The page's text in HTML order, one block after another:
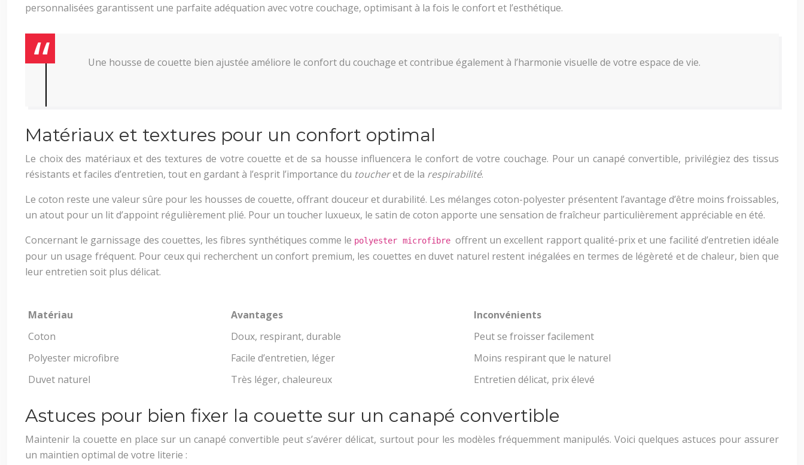
personnalisées garantissent une parfaite adéquation avec votre couchage, optimisant à la fois le confort et l’esthétique.
Une housse de couette bien ajustée améliore le confort du couchage et contribue également à l’harmonie visuelle de votre espace de vie.
Matériaux et textures pour un confort optimal
Le choix des matériaux et des textures de votre couette et de sa housse influencera le confort de votre couchage. Pour un canapé convertible, privilégiez des tissus
résistants et faciles d’entretien, tout en gardant à l’esprit l’importance du toucheret de la respirabilité.
Le coton reste une valeur sûre pour les housses de couette, offrant douceur et durabilité. Les mélanges coton-polyester présentent l’avantage d’être moins froissables,
un atout pour un lit d’appoint régulièrement plié. Pour un toucher luxueux, le satin de coton apporte une sensation de fraîcheur particulièrement appréciable en été.
Concernant le garnissage des couettes, les fibres synthétiques comme le polyester microfibre offrent un excellent rapport qualité-prix et une facilité d’entretien idéale
pour un usage fréquent. Pour ceux qui recherchent un confort premium, les couettes en duvet naturel restent inégalées en termes de légèreté et de chaleur, bien que
leur entretien soit plus délicat.
Matériau Avantages
Inconvénients
Coton
Doux, respirant, durable
Peut se froisser facilement
Polyester microfibre
Facile d’entretien, léger
Moins respirant que le naturel
Duvet naturel
Très léger, chaleureux Entretien délicat, prix élevé
Astuces pour bien fixer la couette sur un canapé convertible
Maintenir la couette en place sur un canapé convertible peut s’avérer délicat, surtout pour les modèles fréquemment manipulés. Voici quelques astuces pour assurer
un maintien optimal de votre literie :